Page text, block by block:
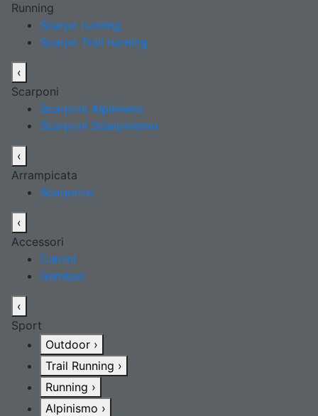
Running
Scarpe running
Scarpe Trail running
‹
Scarponi
Scarponi Alpinismo
Scarponi Scialpinismo
‹
Arrampicata
Scarpette
‹
Accessori
Calzini
Gambali
‹
Sport
Outdoor ›
Trail Running ›
Running ›
Alpinismo ›